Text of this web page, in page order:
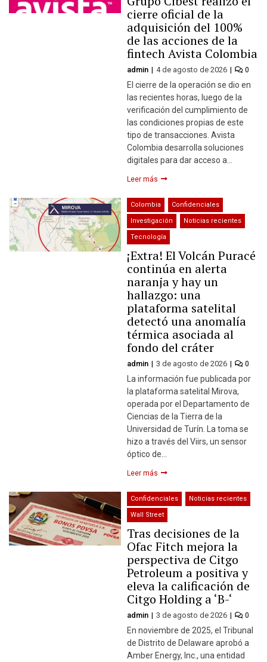
cierre oficial de la
adquisición del 100%
de las acciones de la
fintech Avista Colombia
admin 4 de agosto de 2026 0
El cierre de la operación se dio en
las recientes horas, luego de la
verificación del cumplimiento de
las condiciones propias de este
tipo de transacciones. Avista
Colombia desarrolla soluciones
digitales para dar acceso a…
Leer más
Colombia Confidenciales
Investigación Noticias recientes
Tecnología
¡Extra! El Volcán Puracé
continúa en alerta
naranja y hay un
hallazgo: una
plataforma satelital
detectó una anomalía
térmica asociada al
fondo del cráter
admin 3 de agosto de 2026 0
La información fue publicada por
la plataforma satelital Mirova,
operada por el Departamento de
Ciencias de la Tierra de la
Universidad de Turín. La toma se
hizo a través del Viirs, un sensor
óptico de…
Leer más
Confidenciales Noticias recientes
Wall Street
Tras decisiones de la
Ofac Fitch mejora la
perspectiva de Citgo
Petroleum a positiva y
eleva la calificación de
Citgo Holding a ‘B-‘
admin 3 de agosto de 2026 0
En noviembre de 2025, el Tribunal
de Distrito de Delaware aprobó a
Amber Energy, Inc., una entidad